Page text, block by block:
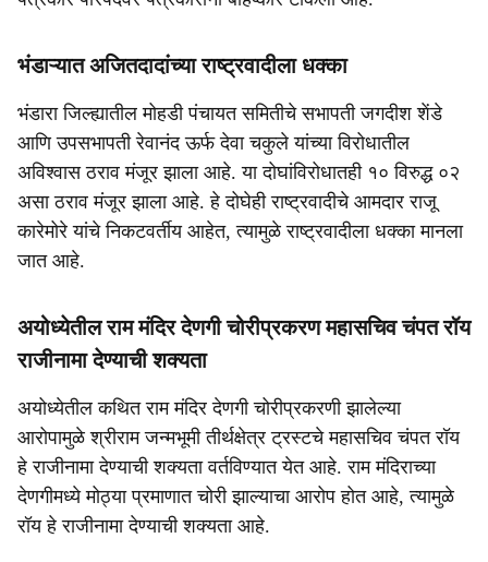
भंडाऱ्यात अजितदादांच्या राष्ट्रवादीला धक्का
भंडारा जिल्ह्यातील मोहडी पंचायत समितीचे सभापती जगदीश शेंडे
आणि उपसभापती रेवानंद ऊर्फ देवा चकुले यांच्या विरोधातील
अविश्वास ठराव मंजूर झाला आहे. या दोघांविरोधातही १० विरुद्ध ०२
असा ठराव मंजूर झाला आहे. हे दोघेही राष्ट्रवादीचे आमदार राजू
कारेमोरे यांचे निकटवर्तीय आहेत, त्यामुळे राष्ट्रवादीला धक्का मानला
जात आहे.
अयोध्येतील राम मंदिर देणगी चोरीप्रकरण महासचिव चंपत रॉय
राजीनामा देण्याची शक्यता
अयोध्येतील कथित राम मंदिर देणगी चोरीप्रकरणी झालेल्या
आरोपामुळे श्रीराम जन्मभूमी तीर्थक्षेत्र ट्रस्टचे महासचिव चंपत रॉय
हे राजीनामा देण्याची शक्यता वर्तविण्यात येत आहे. राम मंदिराच्या
देणगीमध्ये मोठ्या प्रमाणात चोरी झाल्याचा आरोप होत आहे, त्यामुळे
रॉय हे राजीनामा देण्याची शक्यता आहे.